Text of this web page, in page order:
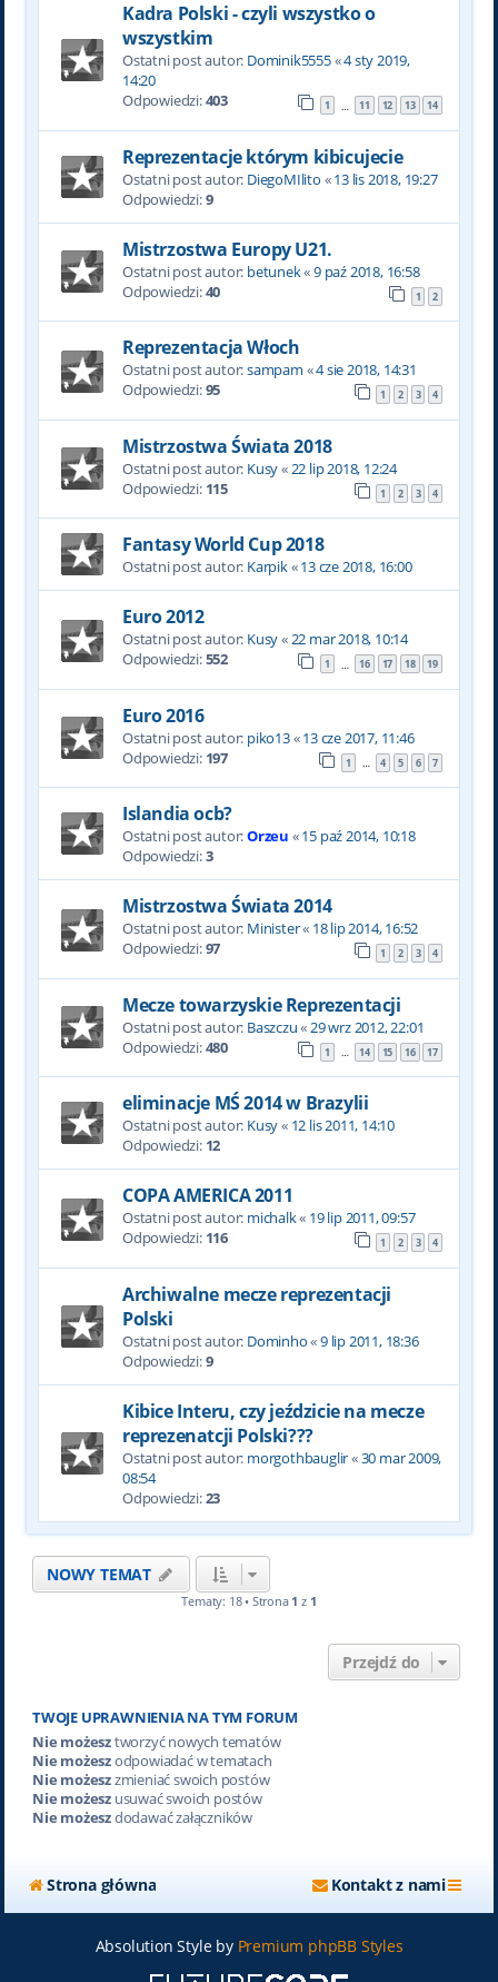
Kadra Polski - czyli wszystko o
wszystkim
Ostatni post autor: Dominik5555«4 sty 2019,
14:20
Odpowiedzi:403 1 … 11 12 13 14
Reprezentacje którym kibicujecie
Ostatni post autor: DiegoMIlito «13 lis 2018, 19:27
Odpowiedzi:9
Mistrzostwa Europy U21.
Ostatni post autor: betunek«9 paź 2018, 16:58
Odpowiedzi:40 1 2
Reprezentacja Włoch
Ostatni post autor:sampam «4 sie 2018, 14:31
Odpowiedzi:95 1 2 3 4
Mistrzostwa Świata 2018
Ostatni post autor: Kusy«22 lip 2018, 12:24
Odpowiedzi: 115 1 2 3 4
Fantasy World Cup 2018
Ostatni post autor: Karpik«13 cze 2018, 16:00
Euro 2012
Ostatni post autor: Kusy«22 mar 2018, 10:14
Odpowiedzi:552 1 … 16 17 18 19
Euro 2016
Ostatni post autor: piko13«13 cze 2017, 11:46
Odpowiedzi: 197 1 … 4 5 6 7
Islandia ocb?
Ostatni post autor:Orzeu «15 paź 2014, 10:18
Odpowiedzi:3
Mistrzostwa Świata 2014
Ostatni post autor: Minister« 18 lip 2014, 16:52
Odpowiedzi:97 1 2 3 4
Mecze towarzyskie Reprezentacji
Ostatni post autor: Baszczu«29 wrz 2012, 22:01
Odpowiedzi:480 1 … 14 15 16 17
eliminacje MŚ 2014 w Brazylii
Ostatni post autor: Kusy« 12 lis 2011, 14:10
Odpowiedzi: 12
COPA AMERICA 2011
Ostatni post autor: michalk« 19 lip 2011, 09:57
Odpowiedzi: 116 1 2 3 4
Archiwalne mecze reprezentacji
Polski
Ostatni post autor: Dominho«9 lip 2011, 18:36
Odpowiedzi:9
Kibice Interu, czy jeździcie na mecze
reprezenatcji Polski???
Ostatni post autor: morgothbauglir«30 mar 2009,
08:54
Odpowiedzi:23
NOWY TEMAT
Tematy: 18 • Strona 1 z 1
Przejdź do
TWOJE UPRAWNIENIA NA TYM FORUM
Nie możesztworzyć nowych tematów
Nie możeszodpowiadać w tematach
Nie możeszzmieniać swoich postów
Nie możeszusuwać swoich postów
Nie możeszdodawać załączników
Strona główna Kontakt z nami
Absolution Style by Premium phpBB Styles